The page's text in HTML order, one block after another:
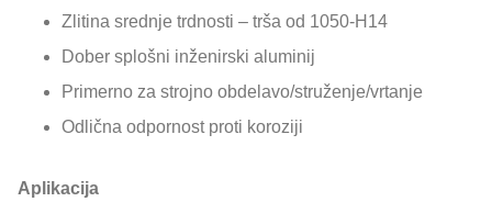
Zlitina srednje trdnosti – trša od 1050-H14
Dober splošni inženirski aluminij
Primerno za strojno obdelavo/struženje/vrtanje
Odlična odpornost proti koroziji
Aplikacija